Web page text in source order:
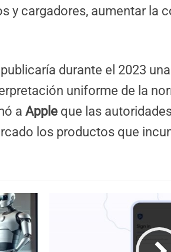
y cargadores, aumentar la
durante el 2023
uniforme de la
a Apple que las
los productos que